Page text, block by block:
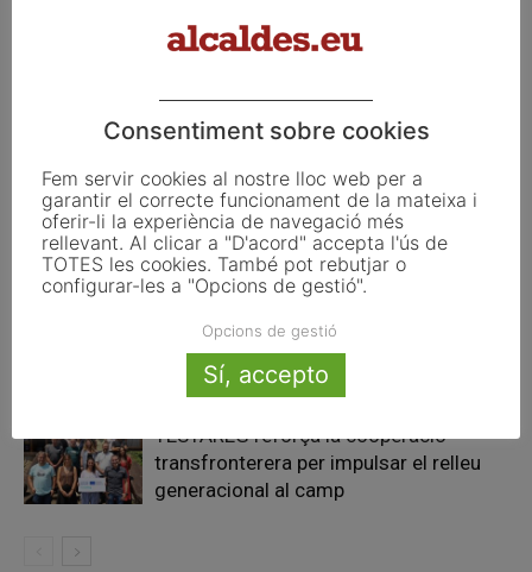
solidaritat amb les víctimes de
Articles relacionats
La UE activa les primeres obligacions
de transparència de la Llei d’IA que
afecten els ajuntaments
El Pla de Barris mobilitza 117 municipis
catalans per impulsar la regeneració
urbana
TESTAREG reforça la cooperació
transfronterera per impulsar el relleu
generacional al camp
Consentiment sobre cookies
Fem servir cookies al nostre lloc web per a
garantir el correcte funcionament de la mateixa i
oferir-li la experiència de navegació més
rellevant. Al clicar a "D'acord" accepta l'ús de
TOTES les cookies. També pot rebutjar o
configurar-les a "Opcions de gestió".
Opcions de gestió
Sí, accepto